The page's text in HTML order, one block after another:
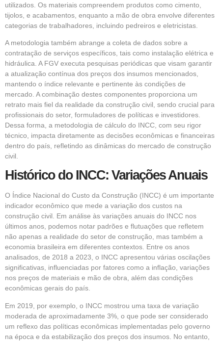
utilizados. Os materiais compreendem produtos como cimento,
tijolos, e acabamentos, enquanto a mão de obra envolve diferentes
categorias de trabalhadores, incluindo pedreiros e eletricistas.
A metodologia também abrange a coleta de dados sobre a
contratação de serviços específicos, tais como instalação elétrica e
hidráulica. A FGV executa pesquisas periódicas que visam garantir
a atualização contínua dos preços dos insumos mencionados,
mantendo o índice relevante e pertinente às condições de
mercado. A combinação destes componentes proporciona um
retrato mais fiel da realidade da construção civil, sendo crucial para
profissionais do setor, formuladores de políticas e investidores.
Dessa forma, a metodologia de cálculo do INCC, com seu rigor
técnico, impacta diretamente as decisões econômicas e financeiras
dentro do país, refletindo as dinâmicas do mercado de construção
civil.
Histórico do INCC: Variações Anuais
O Índice Nacional do Custo da Construção (INCC) é um importante
indicador econômico que mede a variação dos custos na
construção civil. Em análise às variações anuais do INCC nos
últimos anos, podemos notar padrões e flutuações que refletem
não apenas a realidade do setor de construção, mas também a
economia brasileira em diferentes contextos. Entre os anos
analisados, de 2018 a 2023, o INCC apresentou várias oscilações
significativas, influenciadas por fatores como a inflação, variações
nos preços de materiais e mão de obra, além das condições
econômicas gerais do país.
Em 2019, por exemplo, o INCC mostrou uma taxa de variação
moderada de aproximadamente 3%, o que pode ser considerado
um reflexo das políticas econômicas implementadas pelo governo
na época e da estabilização dos preços dos insumos. No entanto,